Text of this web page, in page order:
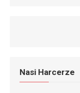
Nasi Harcerze